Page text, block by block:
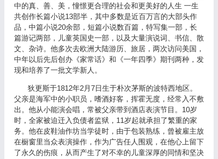
中的真、善、美，憧憬更合理的社会和更美好的人生 一生
共创作长篇小说13部半，其中多数是近百万言的大部头作
品，中篇小说20余部，短篇小说数百篇，特写集一部，长
篇游记两部，
儿童英国史一部，以及大量演说词、书信、散
文、杂诗。他多次去欧洲大陆游历、旅居，两次访问美国，
中年以后先后创办《家常话》和 《一年四季》 期刊两种，发
现和培养了一批文学新人。
狄更斯于1812年2月 7日生于朴次茅斯的波特西地区。
父亲是海军中的小职员，嗜酒好客，挥霍无度，经常入不敷
出。他从小能演会唱，常被父亲带到酒店表演节目。 10岁
时，全家被迫迁入负债者监狱， 11岁起就承担了繁重的家
务。他在皮鞋油作坊当学徒时，由于包装熟练，曾被雇主放
在橱窗里当众表演操作，作为广告任人围观，在他心上留下
了永久的伤痕，从而产生了对不幸的儿童深厚的同情和坚决